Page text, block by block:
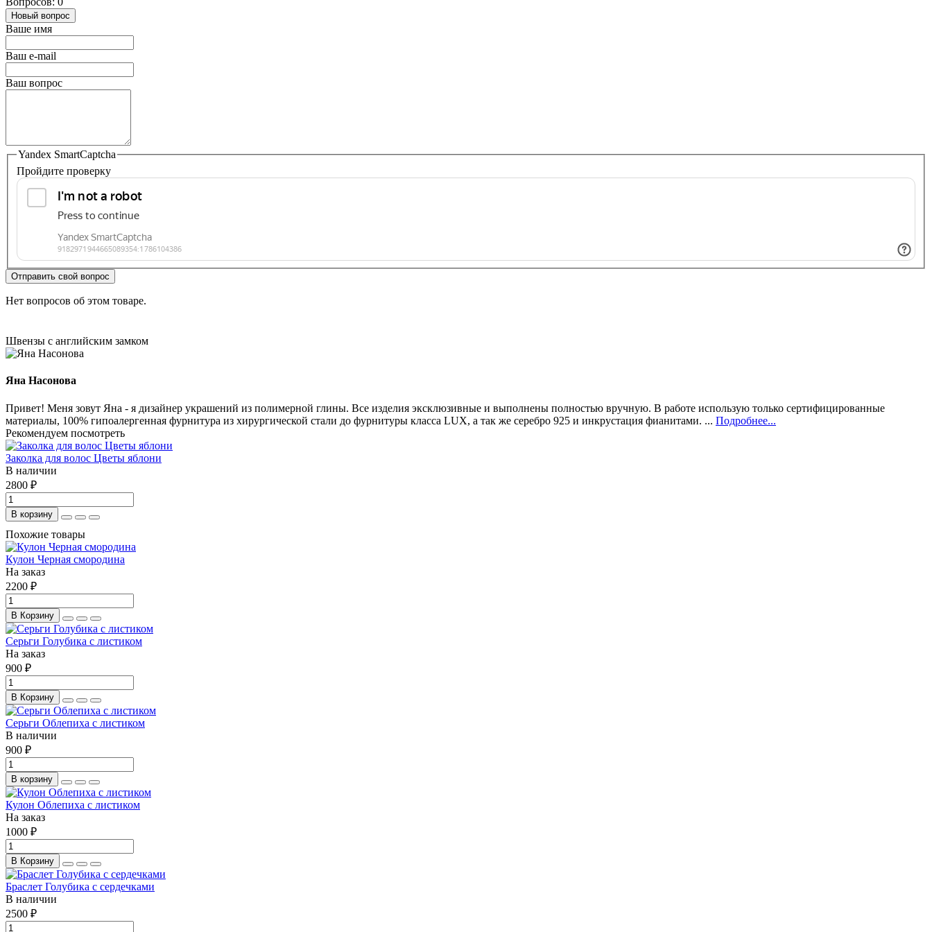
Новый вопрос
Ваше имя
Ваш e-mail
Ваш вопрос
Yandex SmartCaptcha
Пройдите проверку
Отправить свой вопрос
Нет вопросов об этом товаре.
Швензы с английским замком
Яна Насонова
Привет! Меня зовут Яна - я дизайнер украшений из полимерной глины. Все изделия эксклюзивные и выполнены полностью вручную. В работе использую только сертифицированные
материалы, 100% гипоалергенная фурнитура из хирургической стали до фурнитуры класса LUX, а так же серебро 925 и инкрустация фианитами. ... Подробнее...
Рекомендуем посмотреть
Заколка для волос Цветы яблони
В наличии
2800 ₽
В корзину
Похожие товары
Кулон Черная смородина
На заказ
2200 ₽
В Корзину
Серьги Голубика с листиком
На заказ
900 ₽
В Корзину
Серьги Облепиха с листиком
В наличии
900 ₽
В корзину
Кулон Облепиха с листиком
На заказ
1000 ₽
В Корзину
Браслет Голубика с сердечками
В наличии
2500 ₽